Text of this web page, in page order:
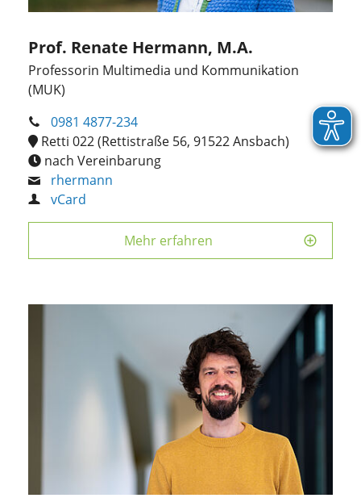
Prof. Renate Hermann, M.A.
Professorin Multimedia und Kommunikation
(MUK)
0981 4877-234
Retti 022 (Rettistraße 56, 91522 Ansbach)
nach Vereinbarung
rhermann
vCard
Mehr erfahren